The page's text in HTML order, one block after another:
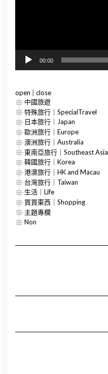
00:00
open
close
中國旅遊
特殊旅行｜SpecialTravel
日本旅行｜Japan
歐洲旅行｜Europe
澳洲旅行｜Australia
東南亞旅行｜Southeast Asia
韓國旅行｜Korea
港澳旅行｜HK and Macau
台灣旅行｜Taiwan
生活｜Life
買買東西｜Shopping
主題專欄
Non